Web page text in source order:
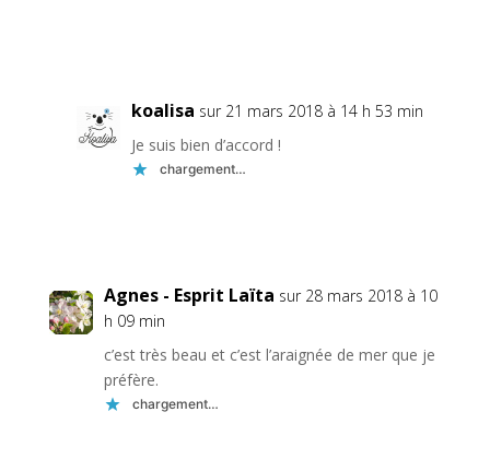
koalisa sur 21 mars 2018 à 14 h 53 min
Je suis bien d’accord !
chargement…
Agnes - Esprit Laïta sur 28 mars 2018 à 10
h 09 min
c’est très beau et c’est l’araignée de mer que je
préfère.
chargement…